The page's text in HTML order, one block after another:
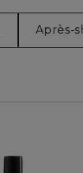
Après-